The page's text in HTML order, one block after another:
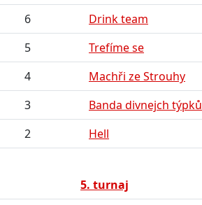
6
Drink team
5
Trefíme se
4
Machři ze Strouhy
3
Banda divnejch týpků
2 Hell
5. turnaj